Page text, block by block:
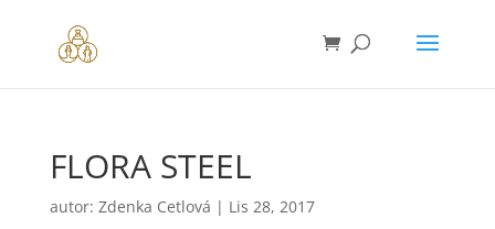
FLORA STEEL
autor: Zdenka Cetlová | Lis 28, 2017